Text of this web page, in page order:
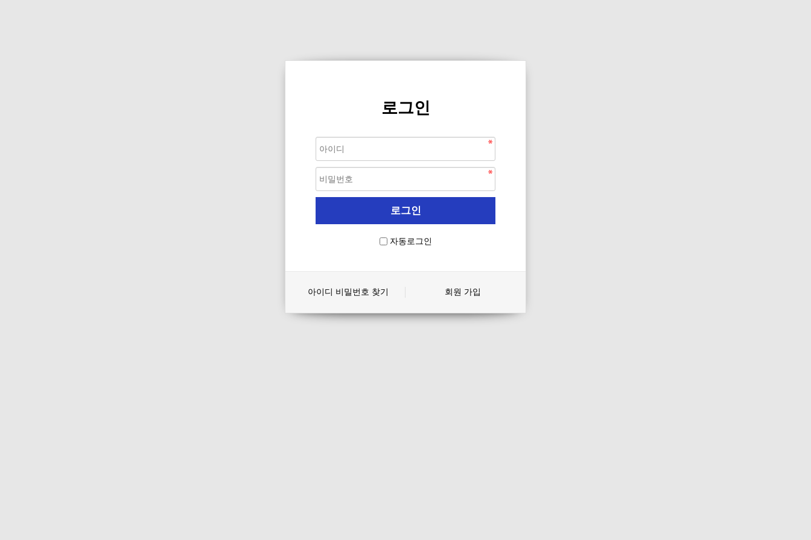
로그인
자동로그인
아이디 비밀번호 찾기 회원 가입